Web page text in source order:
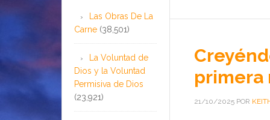
primera
21/10/2025 POR
Las Obras De La
Carne (38,501)
La Voluntad de
Dios y la Voluntad
Permisiva de Dios
(23,921)